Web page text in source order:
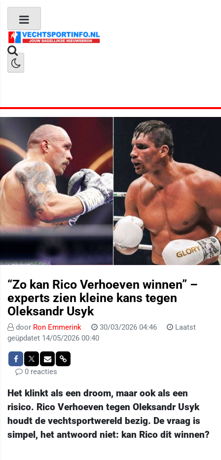
“Zo kan Rico Verhoeven winnen” –
experts zien kleine kans tegen
Oleksandr Usyk
door Ron Emmerink 30/03/2026 04:46
Laatst
geüpdatet 14/05/2026 00:40
0 reacties
Het klinkt als een droom, maar ook als een
risico. Rico Verhoeven tegen Oleksandr Usyk
houdt de vechtsportwereld bezig. De vraag is
simpel, het antwoord niet: kan Rico dit winnen?